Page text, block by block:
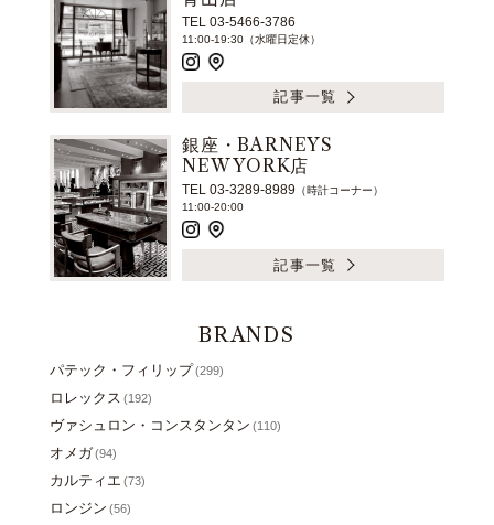
TEL 03-5466-3786
11:00-19:30（水曜日定休）
記事一覧
銀座・BARNEYS
NEW YORK店
TEL 03-3289-8989 （時計コーナー）
11:00-20:00
記事一覧
BRANDS
パテック・フィリップ(299)
ロレックス (192)
ヴァシュロン・コンスタンタン (110)
オメガ(94)
カルティエ (73)
ロンジン (56)